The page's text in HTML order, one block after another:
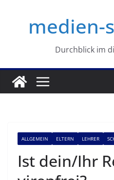
springenmedien-
Durchblick im
ALLGEMEIN ELTERN LEHRER
Ist dein/Ihr